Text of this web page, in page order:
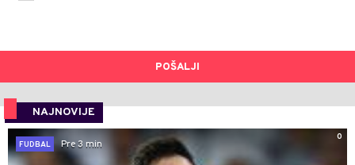
POŠALJI
NAJNOVIJE
0
FUDBAL
Pre 3 min